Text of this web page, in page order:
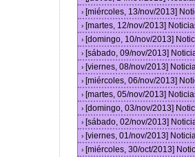
› [miércoles, 13/nov/2013]
› [martes, 12/nov/2013]
› [domingo, 10/nov/2013]
› [sábado, 09/nov/2013]
› [viernes, 08/nov/2013]
› [miércoles, 06/nov/2013]
› [martes, 05/nov/2013]
› [domingo, 03/nov/2013]
› [sábado, 02/nov/2013]
› [viernes, 01/nov/2013]
› [miércoles, 30/oct/2013]